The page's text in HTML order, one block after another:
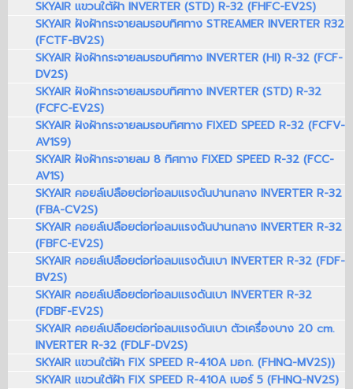
SKYAIR แขวนใต้ฝ้า INVERTER (STD) R-32 (FHFC-EV2S)
SKYAIR ฝังฝ้ากระจายลมรอบทิศทาง STREAMER INVERTER R32
(FCTF-BV2S)
SKYAIR ฝังฝ้ากระจายลมรอบทิศทาง INVERTER (HI) R-32 (FCF-
DV2S)
SKYAIR ฝังฝ้ากระจายลมรอบทิศทาง INVERTER (STD) R-32
(FCFC-EV2S)
SKYAIR ฝังฝ้ากระจายลมรอบทิศทาง FIXED SPEED R-32 (FCFV-
AV1S9)
SKYAIR ฝังฝ้ากระจายลม 8 ทิศทาง FIXED SPEED R-32 (FCC-
AV1S)
SKYAIR คอยล์เปลือยต่อท่อลมแรงดันปานกลาง INVERTER R-32
(FBA-CV2S)
SKYAIR คอยล์เปลือยต่อท่อลมแรงดันปานกลาง INVERTER R-32
(FBFC-EV2S)
SKYAIR คอยล์เปลือยต่อท่อลมแรงดันเบา INVERTER R-32 (FDF-
BV2S)
SKYAIR คอยล์เปลือยต่อท่อลมแรงดันเบา INVERTER R-32
(FDBF-EV2S)
SKYAIR คอยล์เปลือยต่อท่อลมแรงดันเบา ตัวเครื่องบาง 20 cm.
INVERTER R-32 (FDLF-DV2S)
SKYAIR แขวนใต้ฝ้า FIX SPEED R-410A มอก. (FHNQ-MV2S))
SKYAIR แขวนใต้ฝ้า FIX SPEED R-410A เบอร์ 5 (FHNQ-NV2S)